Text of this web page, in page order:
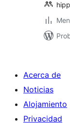
Acerca de
Noticias
Alojamiento
Privacidad